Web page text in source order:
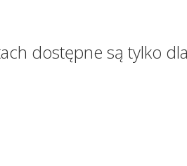
dostępne są tylko